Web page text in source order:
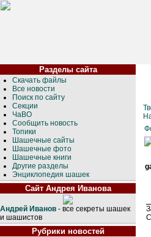
Разделы сайта
Скачать файлы
Все новости
Поиск по сайту
Секции
ЧаВО
Сообщить новость
Топики
Шашечные сайты
Шашечные фото
Шашечные книги
Другие разделы
Энциклопедия шашек
Сайт Андрея Иванова
Андрей Иванов - все секреты шашек
и шашистов
Рубрики новостей